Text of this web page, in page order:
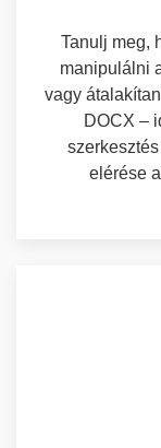
Tanulj meg,
manipulálni
vagy
DOCX –
elérése